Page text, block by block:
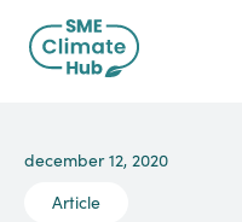
december 12, 2020
Article